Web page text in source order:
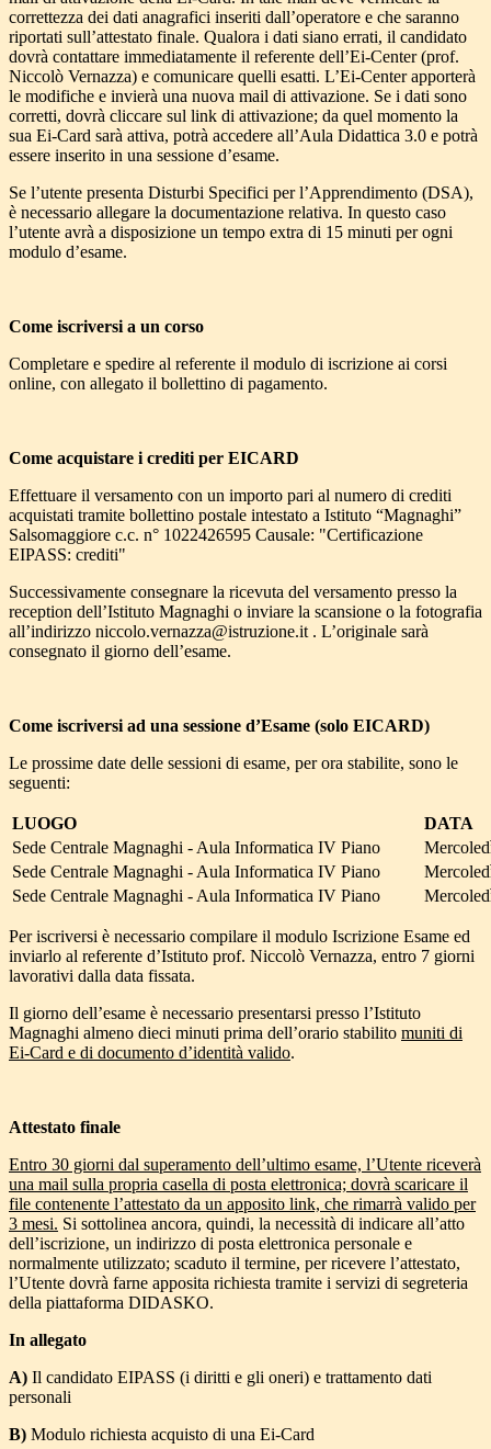
correttezza dei dati anagrafici inseriti dall’operatore e che saranno
riportati sull’attestato finale. Qualora i dati siano errati, il candidato
dovrà contattare immediatamente il referente dell’Ei-Center (prof.
Niccolò Vernazza) e comunicare quelli esatti. L’Ei-Center apporterà
le modifiche e invierà una nuova mail di attivazione. Se i dati sono
corretti, dovrà cliccare sul link di attivazione; da quel momento la
sua Ei-Card sarà attiva, potrà accedere all’Aula Didattica 3.0 e potrà
essere inserito in una sessione d’esame.
Se l’utente presenta Disturbi Specifici per l’Apprendimento (DSA),
è necessario allegare la documentazione relativa. In questo caso
l’utente avrà a disposizione un tempo extra di 15 minuti per ogni
modulo d’esame.
Come iscriversi a un corso
Completare e spedire al referente il modulo di iscrizione ai corsi
online, con allegato il bollettino di pagamento.
Come acquistare i crediti per EICARD
Effettuare il versamento con un importo pari al numero di crediti
acquistati tramite bollettino postale intestato a Istituto “Magnaghi”
Salsomaggiore c.c. n° 1022426595 Causale: "Certificazione
EIPASS: crediti"
Successivamente consegnare la ricevuta del versamento presso la
reception dell’Istituto Magnaghi o inviare la scansione o la fotografia
all’indirizzo niccolo.vernazza@istruzione.it . L’originale sarà
consegnato il giorno dell’esame.
Come iscriversi ad una sessione d’Esame (solo EICARD)
Le prossime date delle sessioni di esame, per ora stabilite, sono le
seguenti:
LUOGO
DATA
Sede Centrale Magnaghi - Aula Informatica IV Piano
Sede Centrale Magnaghi - Aula Informatica IV Piano
Sede Centrale Magnaghi - Aula Informatica IV Piano
Per iscriversi è necessario compilare il modulo Iscrizione Esame ed
inviarlo al referente d’Istituto prof. Niccolò Vernazza, entro 7 giorni
lavorativi dalla data fissata.
Il giorno dell’esame è necessario presentarsi presso l’Istituto
Magnaghi almeno dieci minuti prima dell’orario stabilito muniti di
Ei-Card e di documento d’identità valido.
Attestato finale
Entro 30 giorni dal superamento dell’ultimo esame, l’Utente riceverà
una mail sulla propria casella di posta elettronica; dovrà scaricare il
file contenente l’attestato da un apposito link, che rimarrà valido per
3 mesi. Si sottolinea ancora, quindi, la necessità di indicare all’atto
dell’iscrizione, un indirizzo di posta elettronica personale e
normalmente utilizzato; scaduto il termine, per ricevere l’attestato,
l’Utente dovrà farne apposita richiesta tramite i servizi di segreteria
della piattaforma DIDASKO.
In allegato
A) Il candidato EIPASS (i diritti e gli oneri) e trattamento dati
personali
B) Modulo richiesta acquisto di una Ei-Card